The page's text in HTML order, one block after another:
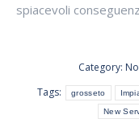
spiacevoli
Category:
Tags:
grosseto
New